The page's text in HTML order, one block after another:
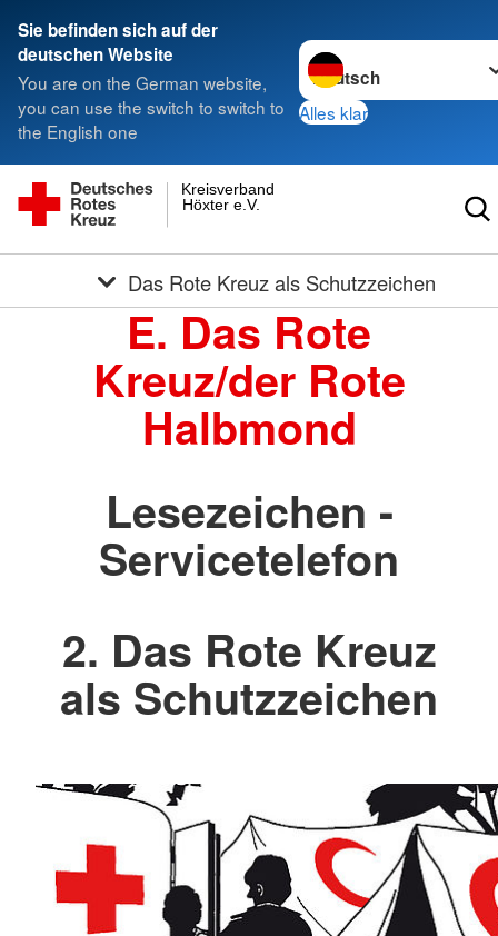
Sie befinden sich auf der
deutschen Website
You are on the German website,
you can use the switch to switch to
the English one
Sprache wechseln zu
Alles klar
Höxter e.V.
Kreisverband
Das Rote Kreuz als Schutzzeichen
E. Das Rote
Kreuz/der Rote
Halbmond
Lesezeichen -
Servicetelefon
2. Das Rote Kreuz
als Schutzzeichen